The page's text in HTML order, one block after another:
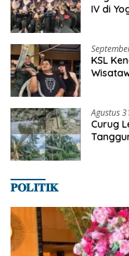
IV di
KSL
Agustus
Curug
𝐏𝐎𝐋𝐈𝐓𝐈𝐊